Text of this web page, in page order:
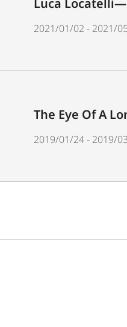
Luca
2021/01/02 - 2021/
The Eye Of A
2019/01/24 - 2019/